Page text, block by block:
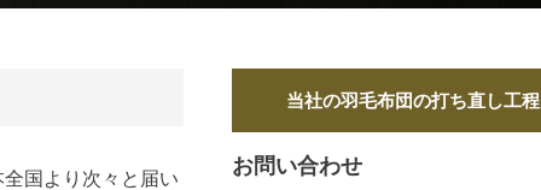
国より次々と届い
当社の羽毛布団の打ち直し工程
お問い合わせ